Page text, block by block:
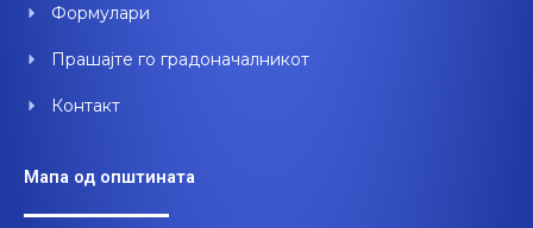
Формулари
Прашајте го градоначалникот
Контакт
Мапа од општината